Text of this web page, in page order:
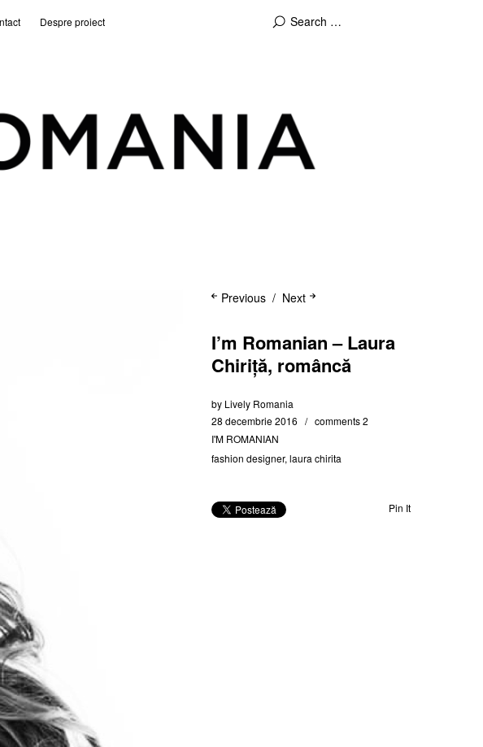
Despre proiect
Next
Previous
I’m Romanian – Laura
Chiriță, româncă
by Lively Romania
28 decembrie 2016
comments 2
I'M ROMANIAN
fashion designer, laura chirita
Pin It